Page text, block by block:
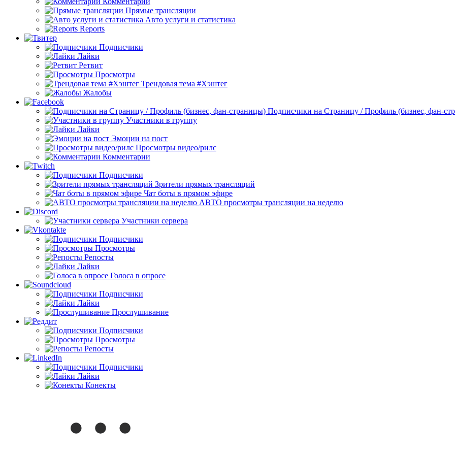
Прямые трансляции
Авто услуги и статистика
Reports
Подписчики
Лайки
Ретвит
Просмотры
Трендовая тема #Хэштег
Жалобы
Подписчики на Страницу / Профиль (бизнес, фан-
Участники в группу
Лайки
Эмоции на пост
Просмотры видео/рилс
Комментарии
Подписчики
Зрители прямых трансляций
Чат боты в прямом эфире
АВТО просмотры трансляции на неделю
Участники сервера
Подписчики
Просмотры
Репосты
Лайки
Голоса в опросе
Подписчики
Лайки
Прослушивание
Подписчики
Просмотры
Репосты
Подписчики
Лайки
Конекты